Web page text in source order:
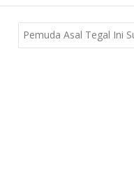
Pemuda Asal Tegal Ini